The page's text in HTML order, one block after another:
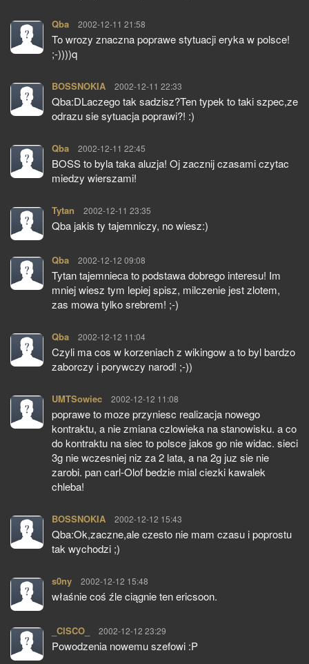
Qba pisze:
2002-12-11 21:58
To wrozy znaczna poprawe stytuacji eryka w polsce!
;-))))q
BOSSNOKIA pisze:
2002-12-11 22:33
Qba:DLaczego tak sadzisz?Ten typek to taki szpec,ze
odrazu sie sytuacja poprawi?! :)
Qba pisze:
2002-12-11 22:45
BOSS to byla taka aluzja! Oj zacznij czasami czytac
miedzy wierszami!
Tytan pisze:
2002-12-11 23:35
Qba jakis ty tajemniczy, no wiesz:)
Qba pisze:
2002-12-12 09:08
Tytan tajemnieca to podstawa dobrego interesu! Im
mniej wiesz tym lepiej spisz, milczenie jest zlotem,
zas mowa tylko srebrem! ;-)
Qba pisze:
2002-12-12 11:04
Czyli ma cos w korzeniach z wikingow a to byl bardzo
zaborczy i porywczy narod! ;-))
UMTSowiec pisze:
2002-12-12 11:08
poprawe to moze przyniesc realizacja nowego
kontraktu, a nie zmiana czlowieka na stanowisku. a co
do kontraktu na siec to polsce jakos go nie widac. sieci
3g nie wczesniej niz za 2 lata, a na 2g juz sie nie
zarobi. pan carl-Olof bedzie mial ciezki kawalek
chleba!
BOSSNOKIA pisze:
2002-12-12 15:43
Qba:Ok,zaczne,ale czesto nie mam czasu i poprostu
tak wychodzi ;)
s0ny pisze:
2002-12-12 15:48
właśnie coś źle ciągnie ten ericsoon.
_CISCO_ pisze:
2002-12-12 23:29
Powodzenia nowemu szefowi :P